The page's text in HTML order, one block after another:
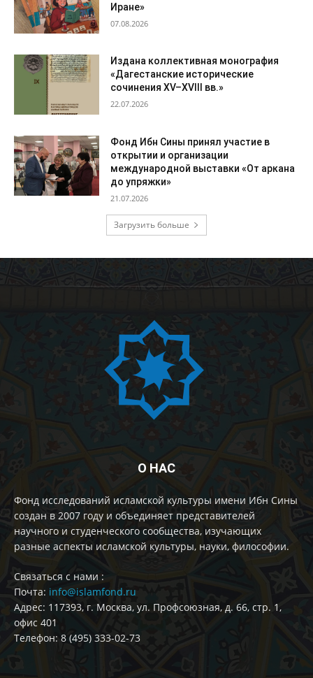
Иране»
07.08.2026
Издана коллективная монография
«Дагестанские исторические
сочинения XV–XVIII вв.»
22.07.2026
Фонд Ибн Сины принял участие в
открытии и организации
международной выставки «От аркана
до упряжки»
21.07.2026
Загрузить больше
О НАС
Фонд исследований исламской культуры имени Ибн Сины
создан в 2007 году и объединяет представителей
научного и студенческого сообщества, изучающих
разные аспекты исламской культуры, науки, философии.
Cвязаться с нами :
Почта: info@islamfond.ru
Адрес: 117393, г. Москва, ул. Профсоюзная, д. 66, стр. 1,
офис 401
Телефон: 8 (495) 333-02-73